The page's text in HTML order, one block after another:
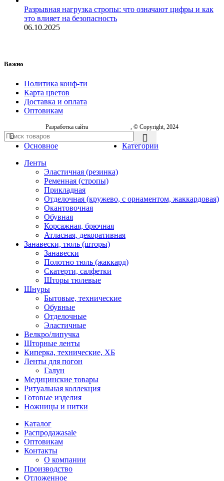
Разрывная нагрузка стропы: что означают цифры и как
это влияет на безопасность
06.10.2025
Важно
Политика конф-ти
Карта цветов
Доставка и оплата
Оптовикам
Разработка сайта , © Copyright, 2024
Основное
Категории
Ленты
Эластичная (резинка)
Ременная (стропы)
Прикладная
Отделочная (кружево, с орнаментом, жаккардовая)
Окантовочная
Обувная
Корсажная, брючная
Атласная, декоративная
Занавески, тюль (шторы)
Занавески
Полотно тюль (жаккард)
Скатерти, салфетки
Шторы тюлевые
Шнуры
Бытовые, технические
Обувные
Отделочные
Эластичные
Велкро/липучка
Шторные ленты
Киперка, технические, ХБ
Ленты для погон
Галун
Медицинские товары
Ритуальная коллекция
Готовые изделия
Ножницы и нитки
Каталог
Распродажаsale
Оптовикам
Контакты
О компании
Производство
Отложенное